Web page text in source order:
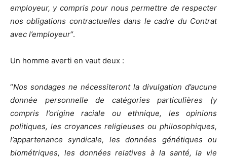
employeur, y compris pour nous permettre de respecter
nos obligations contractuelles dans le cadre du Contrat
avec l’employeur“.
Un homme averti en vaut deux :
“Nos sondages ne nécessiteront la divulgation d’aucune
donnée personnelle de catégories particulières (y
compris l’origine raciale ou ethnique, les opinions
politiques, les croyances religieuses ou philosophiques,
l’appartenance syndicale, les données génétiques ou
biométriques, les données relatives à la santé, la vie